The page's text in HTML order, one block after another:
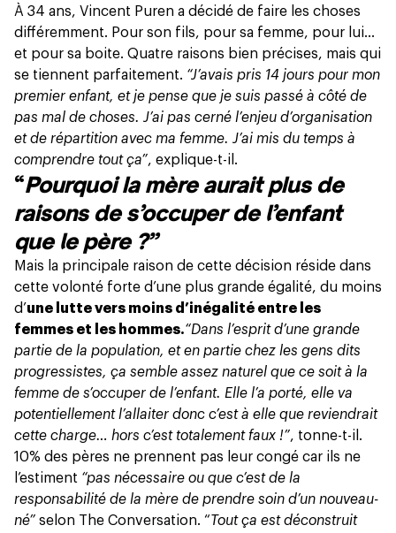
À 34 ans, Vincent Puren a décidé de faire les choses
différemment. Pour son fils, pour sa femme, pour lui…
et pour sa boite. Quatre raisons bien précises, mais qui
se tiennent parfaitement. “J’avais pris 14 jours pour mon
premier enfant, et je pense que je suis passé à côté de
pas mal de choses. J’ai pas cerné l’enjeu d’organisation
et de répartition avec ma femme. J’ai mis du temps à
comprendre tout ça”, explique-t-il.
“Pourquoi la mère aurait plus de
raisons de s’occuper de l’enfant
que le père ?”
Mais la principale raison de cette décision réside dans
cette volonté forte d’une plus grande égalité, du moins
d’une lutte vers moins d’inégalité entre les
femmes et les hommes.“Dans l’esprit d’une grande
partie de la population, et en partie chez les gens dits
progressistes, ça semble assez naturel que ce soit à la
femme de s’occuper de l’enfant. Elle l’a porté, elle va
potentiellement l’allaiter donc c’est à elle que reviendrait
cette charge… hors c’est totalement faux !”, tonne-t-il.
10% des pères ne prennent pas leur congé car ils ne
l’estiment “pas nécessaire ou que c’est de la
responsabilité de la mère de prendre soin d’un nouveau-
né” selon The Conversation. “Tout ça est déconstruit